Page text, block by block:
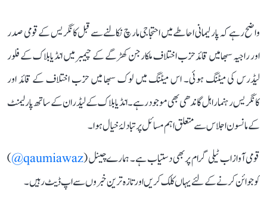
واضح رہے کہ پارلیمانی احاطے میں احتجاجی مارچ نکالنے سے قبل کانگریس کے قومی صدر
اور راجیہ سبھا میں قائد حزب اختلاف ملکارجن کھڑگے کے چیمبر میں انڈیا بلاک کے فلور
لیڈرس کی میٹنگ ہوئی۔ اس میٹنگ میں لوک سبھا میں حزب اختلاف کے قائد اور
کانگریس رہنما راہل گاندھی بھی موجود رہے۔ انڈیا بلاک کے لیڈران کے ساتھ پارلیمنٹ
کے مانسون اجلاس سے متعلق اہم مسائل پر تبادلۂ خیال ہوا۔
قومی آواز اب ٹیلی گرام پر بھی دستیاب ہے۔ ہمارے چینل (qaumiawaz@
)
کو جوائن کرنے کے لئے یہاں کلک کریں اور تازہ ترین خبروں سے اپ ڈیٹ رہیں۔